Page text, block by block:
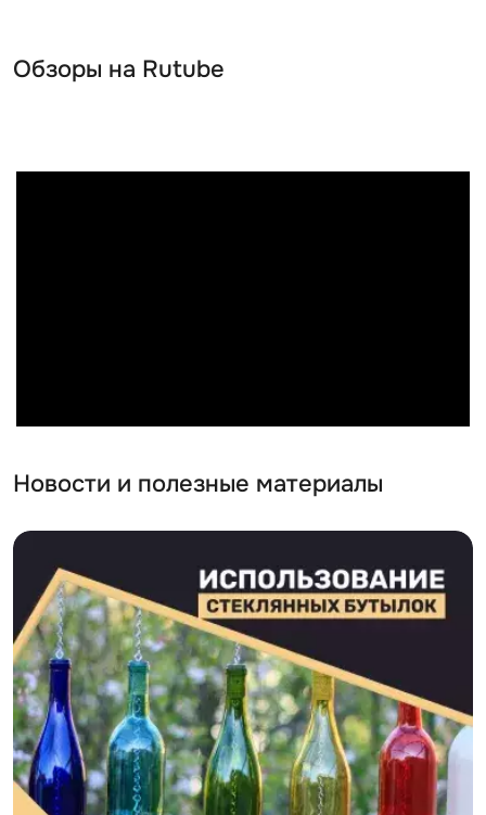
Обзоры на Rutube
Новости и полезные материалы